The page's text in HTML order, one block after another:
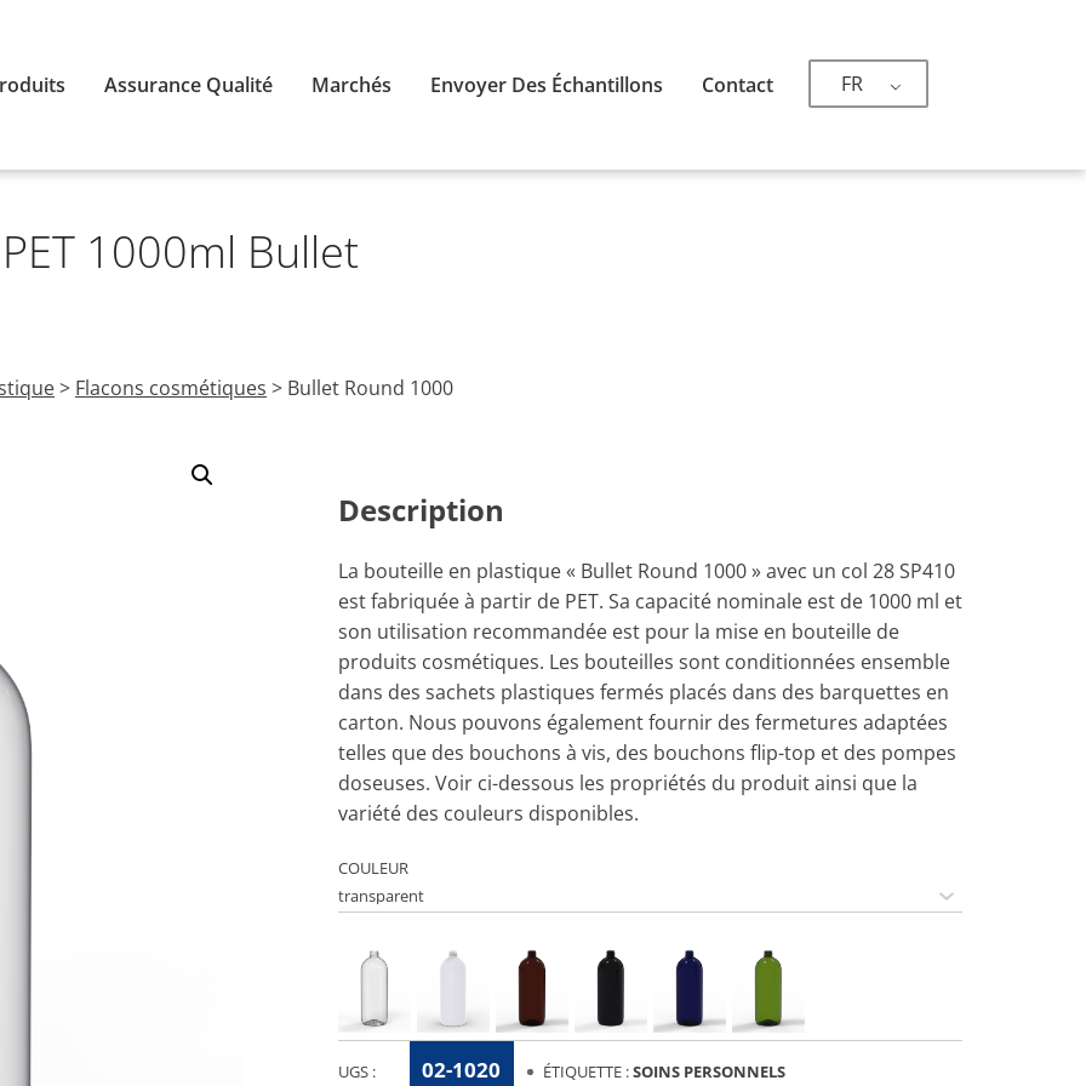
FR
Assurance Qualité Marchés Envoyer Des Échantillons Contact
1000ml Bullet
> Flacons cosmétiques > Bullet Round 1000
Description
La bouteille en plastique « Bullet Round 1000 » avec un col 28 SP410
est fabriquée à partir de PET. Sa capacité nominale est de 1000 ml et
son utilisation recommandée est pour la mise en bouteille de
produits cosmétiques. Les bouteilles sont conditionnées ensemble
dans des sachets plastiques fermés placés dans des barquettes en
carton. Nous pouvons également fournir des fermetures adaptées
telles que des bouchons à vis, des bouchons flip-top et des pompes
doseuses. Voir ci-dessous les propriétés du produit ainsi que la
variété des couleurs disponibles.
COULEUR
UGS : 02-1020 ÉTIQUETTE :SOINS PERSONNELS